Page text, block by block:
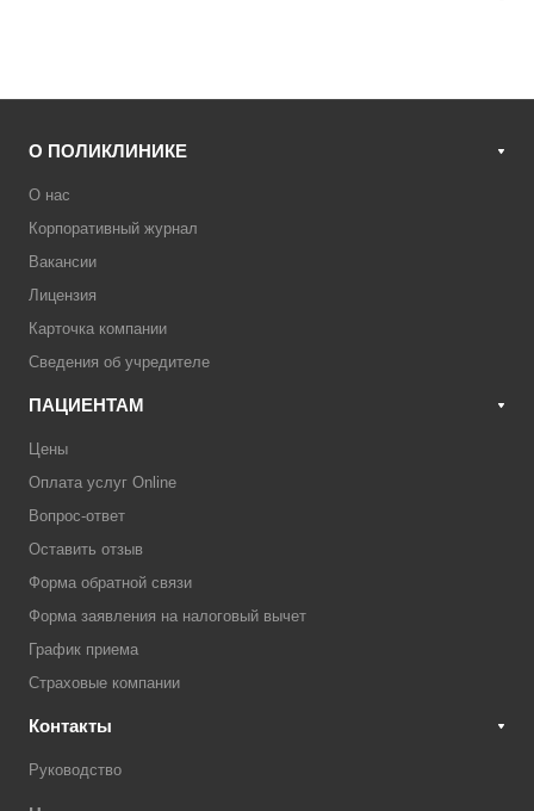
О ПОЛИКЛИНИКЕ
О нас
Корпоративный журнал
Вакансии
Лицензия
Карточка компании
Сведения об учредителе
ПАЦИЕНТАМ
Цены
Оплата услуг Online
Вопрос-ответ
Оставить отзыв
Форма обратной связи
Форма заявления на налоговый вычет
График приема
Страховые компании
Контакты
Руководство